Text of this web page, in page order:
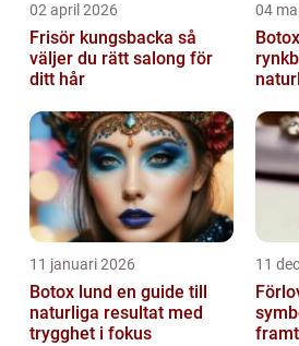
02 april 2026
Frisör kungsbacka så
väljer du rätt salong för
ditt hår
04
11 januari 2026
Botox lund en guide till
naturliga resultat med
trygghet i fokus
11